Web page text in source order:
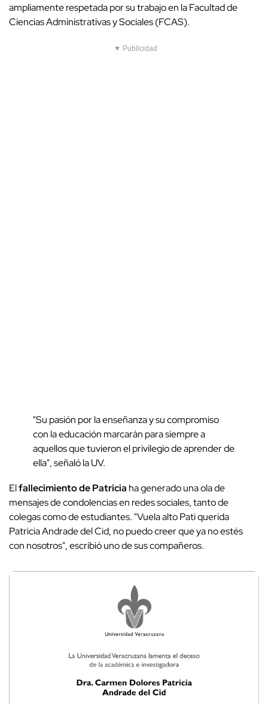
ampliamente respetada por su trabajo en la Facultad de
Ciencias Administrativas y Sociales (FCAS).
▼ Publicidad
"Su pasión por la enseñanza y su compromiso
con la educación marcarán para siempre a
aquellos que tuvieron el privilegio de aprender de
ella", señaló la UV.
Elfallecimiento de Patricia ha generado una ola de
mensajes de condolencias en redes sociales, tanto de
colegas como de estudiantes. "Vuela alto Pati querida
Patricia Andrade del Cid, no puedo creer que ya no estés
con nosotros", escribió uno de sus compañeros.